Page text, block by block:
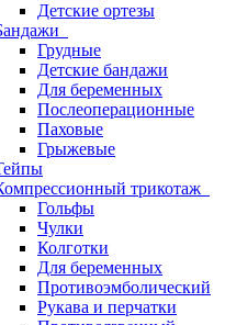
Детские ортезы
Грудные
Детские бандажи
Для беременных
Послеоперационные
Паховые
Грыжевые
трикотаж
Гольфы
Чулки
Колготки
Для беременных
Противоэмболический
Рукава и перчатки